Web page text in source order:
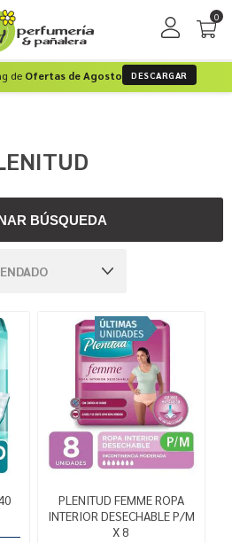
0
de Ofertas de Agosto DESCARGAR
BÚSQUEDA
PLENITUD FEMME ROPA
INTERIOR DESECHABLE P/M
X 8